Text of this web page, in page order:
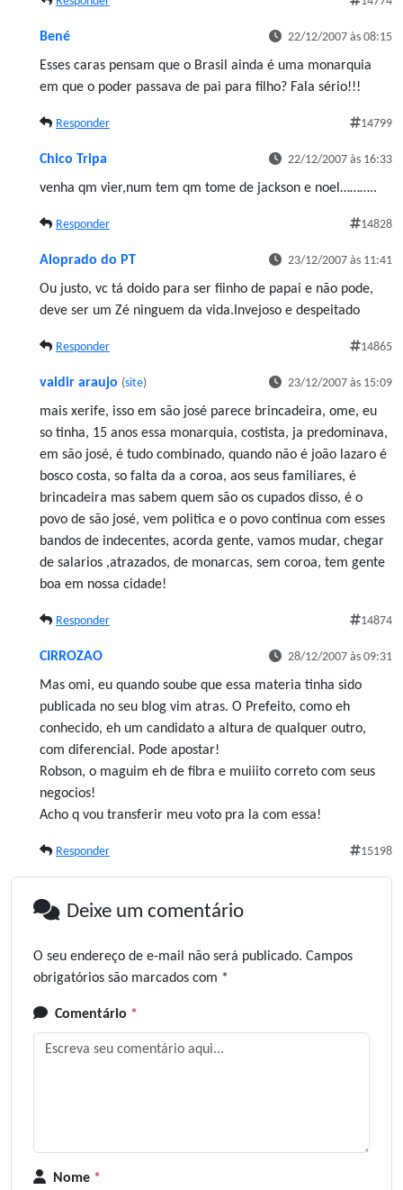
Bené 22/12/2007 às 08:15
Esses caras pensam que o Brasil ainda é uma monarquia
em que o poder passava de pai para filho? Fala sério!!!
Responder 14799
Chico Tripa 22/12/2007 às 16:33
venha qm vier,num tem qm tome de jackson e noel………..
Responder 14828
Aloprado do PT 23/12/2007 às 11:41
Ou justo, vc tá doido para ser fiinho de papai e não pode,
deve ser um Zé ninguem da vida.Invejoso e despeitado
Responder 14865
valdir araujo (site) 23/12/2007 às 15:09
mais xerife, isso em são josé parece brincadeira, ome, eu
so tinha, 15 anos essa monarquia, costista, ja predominava,
em são josé, é tudo combinado, quando não é joão lazaro é
bosco costa, so falta da a coroa, aos seus familiares, é
brincadeira mas sabem quem são os cupados disso, é o
povo de são josé, vem politica e o povo continua com esses
bandos de indecentes, acorda gente, vamos mudar, chegar
de salarios ,atrazados, de monarcas, sem coroa, tem gente
boa em nossa cidade!
Responder 14874
CIRROZAO 28/12/2007 às 09:31
Mas omi, eu quando soube que essa materia tinha sido
publicada no seu blog vim atras. O Prefeito, como eh
conhecido, eh um candidato a altura de qualquer outro,
com diferencial. Pode apostar!
Robson, o maguim eh de fibra e muiiito correto com seus
negocios!
Acho q vou transferir meu voto pra la com essa!
Responder 15198
Deixe um comentário
O seu endereço de e-mail não será publicado. Campos
obrigatórios são marcados com *
Comentário *
Nome *